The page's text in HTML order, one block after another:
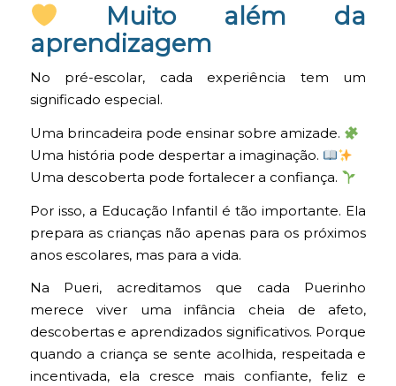
Muito além da
aprendizagem
No pré-escolar, cada experiência tem um
significado especial.
Uma brincadeira pode ensinar sobre amizade.
Uma história pode despertar a imaginação.
Uma descoberta pode fortalecer a confiança.
Por isso, a Educação Infantil é tão importante. Ela
prepara as crianças não apenas para os próximos
anos escolares, mas para a vida.
Na Pueri, acreditamos que cada Puerinho
merece viver uma infância cheia de afeto,
descobertas e aprendizados significativos. Porque
quando a criança se sente acolhida, respeitada e
incentivada, ela cresce mais confiante, feliz e